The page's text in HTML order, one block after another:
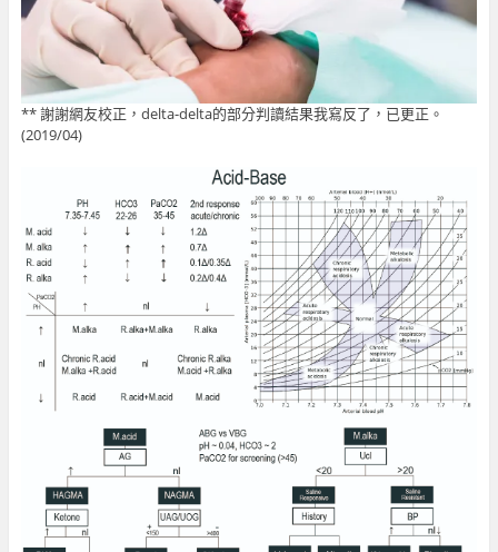
** 謝謝網友校正，delta-delta的部分判讀結果我寫反了，已更正。
(2019/04)